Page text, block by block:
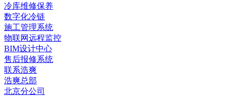
冷库维修保养
数字化冷链
施工管理系统
物联网远程监控
BIM设计中心
售后报修系统
联系浩爽
浩爽总部
北京分公司